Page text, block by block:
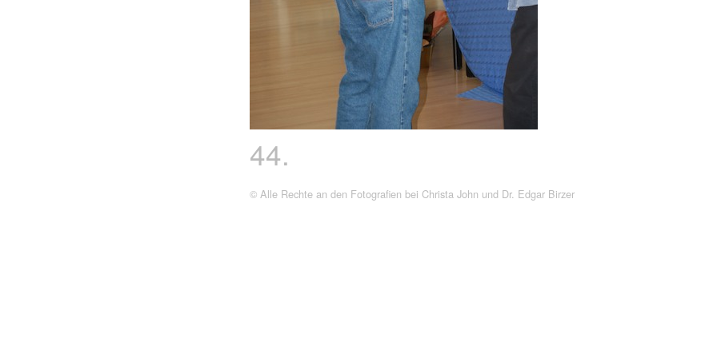
44.
© Alle Rechte an den Fotografien bei Christa John und Dr. Edgar Birzer